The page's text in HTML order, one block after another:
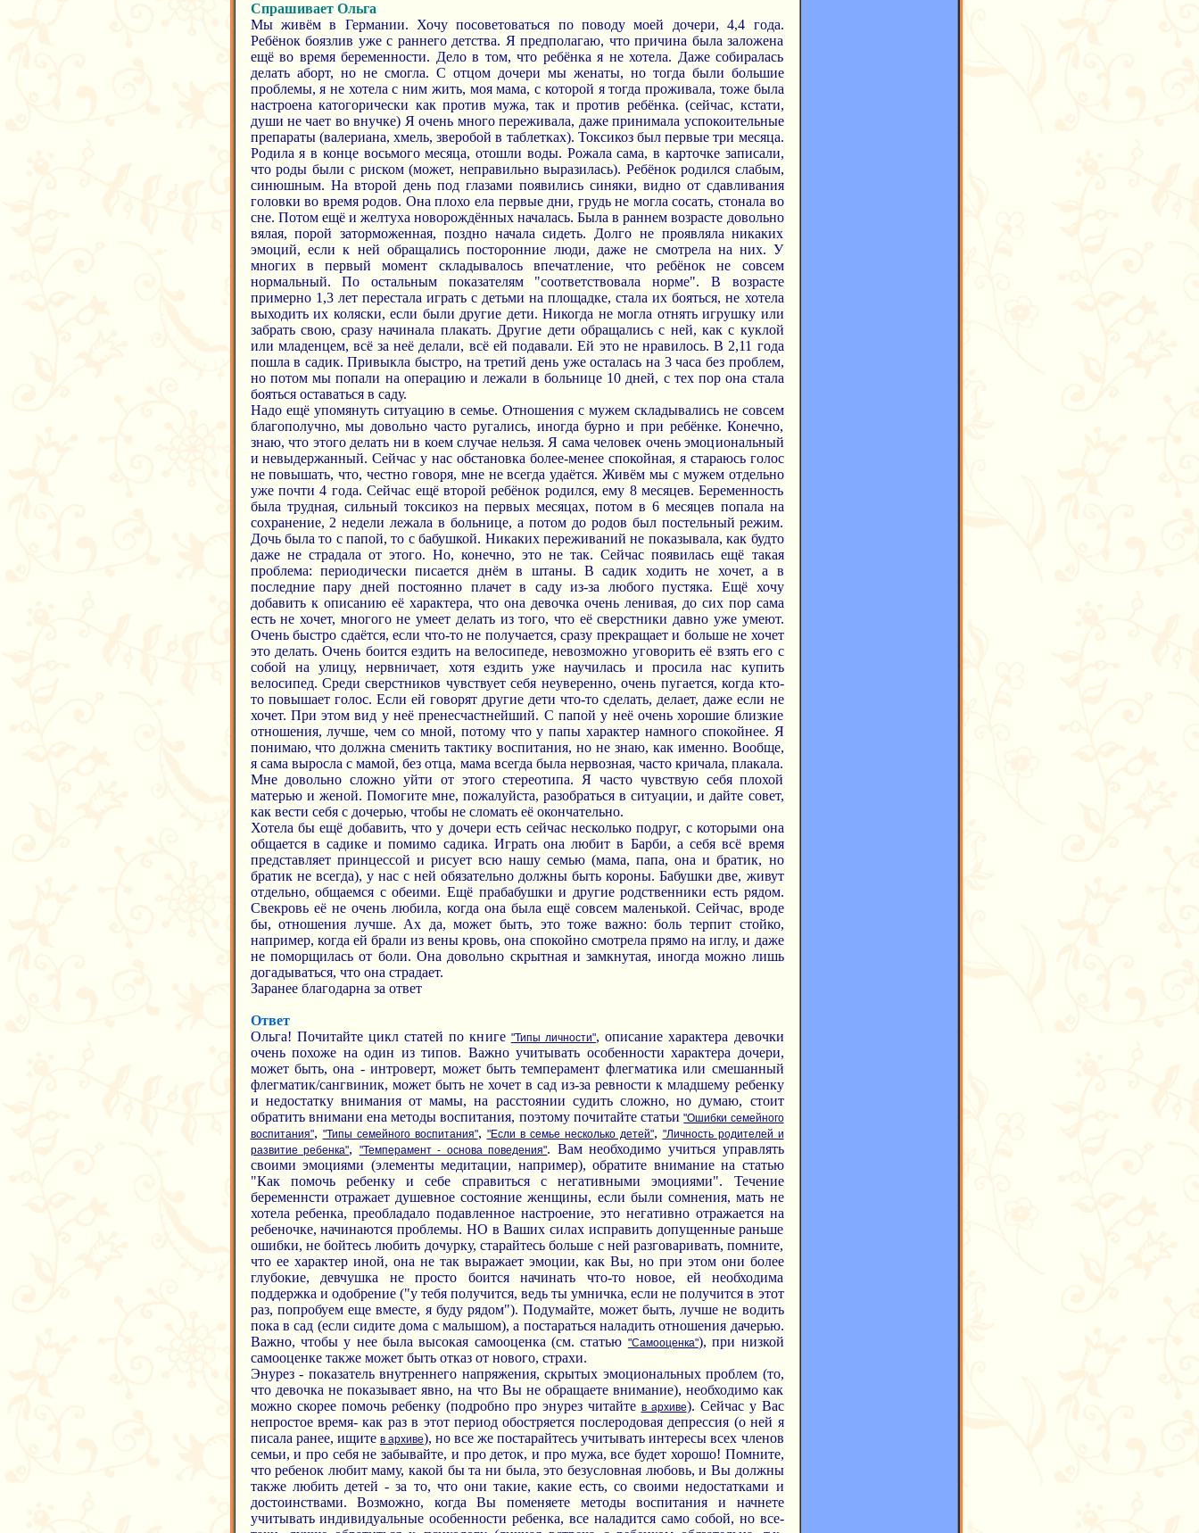
Спрашивает Ольга
Мы живём в Германии. Хочу посоветоваться по поводу моей дочери, 4,4 года.
Ребёнок боязлив уже с раннего детства. Я предполагаю, что причина была заложена
ещё во время беременности. Дело в том, что ребёнка я не хотела. Даже собиралась
делать аборт, но не смогла. С отцом дочери мы женаты, но тогда были большие
проблемы, я не хотела с ним жить, моя мама, с которой я тогда проживала, тоже была
настроена катогорически как против мужа, так и против ребёнка. (сейчас, кстати,
души не чает во внучке) Я очень много переживала, даже принимала успокоительные
препараты (валериана, хмель, зверобой в таблетках). Токсикоз был первые три месяца.
Родила я в конце восьмого месяца, отошли воды. Рожала сама, в карточке записали,
что роды были с риском (может, неправильно выразилась). Ребёнок родился слабым,
синюшным. На второй день под глазами появились синяки, видно от сдавливания
головки во время родов. Она плохо ела первые дни, грудь не могла сосать, стонала во
сне. Потом ещё и желтуха новорождённых началась. Была в раннем возрасте довольно
вялая, порой заторможенная, поздно начала сидеть. Долго не проявляла никаких
эмоций, если к ней обращались посторонние люди, даже не смотрела на них. У
многих в первый момент складывалось впечатление, что ребёнок не совсем
нормальный. По остальным показателям "соответствовала норме". В возрасте
примерно 1,3 лет перестала играть с детьми на площадке, стала их бояться, не хотела
выходить их коляски, если были другие дети. Никогда не могла отнять игрушку или
забрать свою, сразу начинала плакать. Другие дети обращались с ней, как с куклой
или младенцем, всё за неё делали, всё ей подавали. Ей это не нравилось. В 2,11 года
пошла в садик. Привыкла быстро, на третий день уже осталась на 3 часа без проблем,
но потом мы попали на операцию и лежали в больнице 10 дней, с тех пор она стала
бояться оставаться в саду.
Надо ещё упомянуть ситуацию в семье. Отношения с мужем складывались не совсем
благополучно, мы довольно часто ругались, иногда бурно и при ребёнке. Конечно,
знаю, что этого делать ни в коем случае нельзя. Я сама человек очень эмоциональный
и невыдержанный. Сейчас у нас обстановка более-менее спокойная, я стараюсь голос
не повышать, что, честно говоря, мне не всегда удаётся. Живём мы с мужем отдельно
уже почти 4 года. Сейчас ещё второй ребёнок родился, ему 8 месяцев. Беременность
была трудная, сильный токсикоз на первых месяцах, потом в 6 месяцев попала на
сохранение, 2 недели лежала в больнице, а потом до родов был постельный режим.
Дочь была то с папой, то с бабушкой. Никаких переживаний не показывала, как будто
даже не страдала от этого. Но, конечно, это не так. Сейчас появилась ещё такая
проблема: периодически писается днём в штаны. В садик ходить не хочет, а в
последние пару дней постоянно плачет в саду из-за любого пустяка. Ещё хочу
добавить к описанию её характера, что она девочка очень ленивая, до сих пор сама
есть не хочет, многого не умеет делать из того, что её сверстники давно уже умеют.
Очень быстро сдаётся, если что-то не получается, сразу прекращает и больше не хочет
это делать. Очень боится ездить на велосипеде, невозможно уговорить её взять его с
собой на улицу, нервничает, хотя ездить уже научилась и просила нас купить
велосипед. Среди сверстников чувствует себя неуверенно, очень пугается, когда кто-
то повышает голос. Если ей говорят другие дети что-то сделать, делает, даже если не
хочет. При этом вид у неё пренесчастнейший. С папой у неё очень хорошие близкие
отношения, лучше, чем со мной, потому что у папы характер намного спокойнее. Я
понимаю, что должна сменить тактику воспитания, но не знаю, как именно. Вообще,
я сама выросла с мамой, без отца, мама всегда была нервозная, часто кричала, плакала.
Мне довольно сложно уйти от этого стереотипа. Я часто чувствую себя плохой
матерью и женой. Помогите мне, пожалуйста, разобраться в ситуации, и дайте совет,
как вести себя с дочерью, чтобы не сломать её окончательно.
Хотела бы ещё добавить, что у дочери есть сейчас несколько подруг, с которыми она
общается в садике и помимо садика. Играть она любит в Барби, а себя всё время
представляет принцессой и рисует всю нашу семью (мама, папа, она и братик, но
братик не всегда), у нас с ней обязательно должны быть короны. Бабушки две, живут
отдельно, общаемся с обеими. Ещё прабабушки и другие родственники есть рядом.
Свекровь её не очень любила, когда она была ещё совсем маленькой. Сейчас, вроде
бы, отношения лучше. Ах да, может быть, это тоже важно: боль терпит стойко,
например, когда ей брали из вены кровь, она спокойно смотрела прямо на иглу, и даже
не поморщилась от боли. Она довольно скрытная и замкнутая, иногда можно лишь
догадываться, что она страдает.
Заранее благодарна за ответ
Ответ
Ольга! Почитайте цикл статей по книге "Типы личности", описание характера девочки
очень похоже на один из типов. Важно учитывать особенности характера дочери,
может быть, она - интроверт, может быть темперамент флегматика или смешанный
флегматик/сангвиник, может быть не хочет в сад из-за ревности к младшему ребенку
и недостатку внимания от мамы, на расстоянии судить сложно, но думаю, стоит
обратить внимани ена методы воспитания, поэтому почитайте статьи"Ошибки семейного
воспитания", "Типы семейного воспитания", "Если в семье несколько детей", "Личность родителей и
развитие ребенка", "Темперамент - основа поведения". Вам необходимо учиться управлять
своими эмоциями (элементы медитации, например), обратите внимание на статью
"Как помочь ребенку и себе справиться с негативными эмоциями". Течение
беременнсти отражает душевное состояние женщины, если были сомнения, мать не
хотела ребенка, преобладало подавленное настроение, это негативно отражается на
ребеночке, начинаются проблемы. НО в Ваших силах исправить допущенные раньше
ошибки, не бойтесь любить дочурку, старайтесь больше с ней разговаривать, помните,
что ее характер иной, она не так выражает эмоции, как Вы, но при этом они более
глубокие, девчушка не просто боится начинать что-то новое, ей необходима
поддержка и одобрение ("у тебя получится, ведь ты умничка, если не получится в этот
раз, попробуем еще вместе, я буду рядом"). Подумайте, может быть, лучше не водить
пока в сад (если сидите дома с малышом), а постараться наладить отношения дачерью.
Важно, чтобы у нее была высокая самооценка (см. статью "Самооценка"), при низкой
самооценке также может быть отказ от нового, страхи.
Энурез - показатель внутреннего напряжения, скрытых эмоциональных проблем (то,
что девочка не показывает явно, на что Вы не обращаете внимание), необходимо как
можно скорее помочь ребенку (подробно про энурез читайте в архиве). Сейчас у Вас
непростое время- как раз в этот период обостряется послеродовая депрессия (о ней я
писала ранее, ищите в архиве), но все же постарайтесь учитывать интересы всех членов
семьи, и про себя не забывайте, и про деток, и про мужа, все будет хорошо! Помните,
что ребенок любит маму, какой бы та ни была, это безусловная любовь, и Вы должны
также любить детей - за то, что они такие, какие есть, со своими недостатками и
достоинствами. Возможно, когда Вы поменяете методы воспитания и начнете
учитывать индивидуальные особенности ребенка, все наладится само собой, но все-